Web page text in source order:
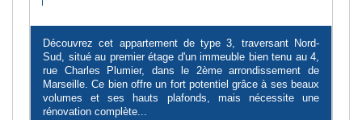
Découvrez cet appartement de type 3, traversant Nord-
Sud, situé au premier étage d'un immeuble bien tenu au 4,
rue Charles Plumier, dans le 2ème arrondissement de
Marseille. Ce bien offre un fort potentiel grâce à ses beaux
volumes et ses hauts plafonds, mais nécessite une
rénovation complète...